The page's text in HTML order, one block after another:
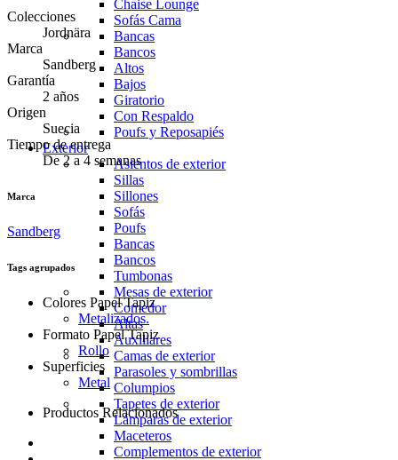
Chaise Lounge
Sofás Cama
Bancas
Bancos
Altos
Bajos
Giratorio
Con Respaldo
Poufs y Reposapiés
Exterior
Asientos de exterior
Sillas
Sillones
Sofás
Poufs
Bancas
Bancos
Tumbonas
Mesas de exterior
Comedor
Altas
Auxiliares
Camas de exterior
Parasoles y sombrillas
Columpios
Tapetes de exterior
Lámparas de exterior
Maceteros
Complementos de exterior
Colecciones
Jordnära
Marca
Sandberg
Garantía
2 años
Origen
Suecia
Tiempo de entrega
De 2 a 4 semanas
Marca
Sandberg
Tags agrupados
Colores Papel Tapiz
Metalizados.
Formato Papel Tapiz
Rollo
Superficies
Metal
Productos Relacionados